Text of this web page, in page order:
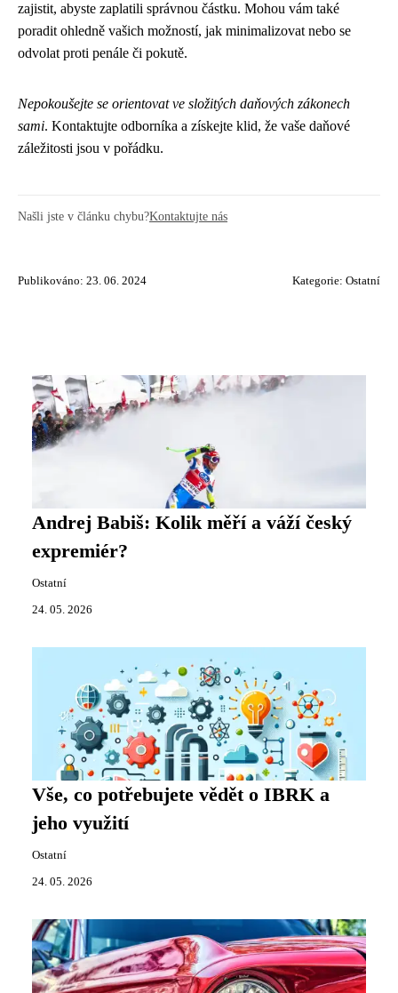
zajistit, abyste zaplatili správnou částku. Mohou vám také
poradit ohledně vašich možností, jak minimalizovat nebo se
odvolat proti penále či pokutě.
Nepokoušejte se orientovat ve složitých daňových zákonech
sami. Kontaktujte odborníka a získejte klid, že vaše daňové
záležitosti jsou v pořádku.
Našli jste v článku chybu?Kontaktujte nás
Publikováno: 23. 06. 2024 Kategorie: Ostatní
Andrej Babiš: Kolik měří a váží český
expremiér?
Ostatní
24. 05. 2026
Vše, co potřebujete vědět o IBRK a
jeho využití
Ostatní
24. 05. 2026